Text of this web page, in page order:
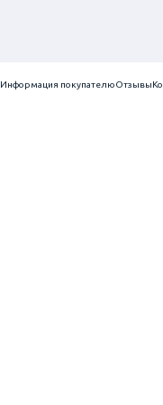
Информация покупателюОтзывы